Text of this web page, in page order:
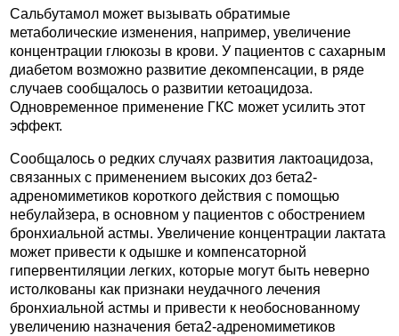
Сальбутамол может вызывать обратимые
метаболические изменения, например, увеличение
концентрации глюкозы в крови. У пациентов с сахарным
диабетом возможно развитие декомпенсации, в ряде
случаев сообщалось о развитии кетоацидоза.
Одновременное применение ГКС может усилить этот
эффект.
Сообщалось о редких случаях развития лактоацидоза,
связанных с применением высоких доз бета2-
адреномиметиков короткого действия с помощью
небулайзера, в основном у пациентов с обострением
бронхиальной астмы. Увеличение концентрации лактата
может привести к одышке и компенсаторной
гипервентиляции легких, которые могут быть неверно
истолкованы как признаки неудачного лечения
бронхиальной астмы и привести к необоснованному
увеличению назначения бета2-адреномиметиков